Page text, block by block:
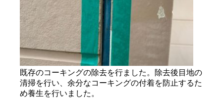
既存のコーキングの除去を行ました。除去後目地の
清掃を行い、余分なコーキングの付着を防止するた
め養生を行いました。